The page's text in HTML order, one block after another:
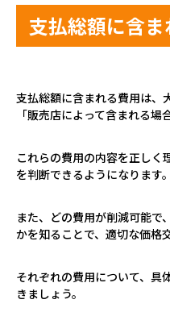
支払総額に含
支払総額に含まれる費用は、
「販売店によって含まれる場
これらの費用の内容を正しく
を判断できるようになります。
また、どの費用が削減可能で
かを知ることで、適切な価格
それぞれの費用について、具
きましょう。